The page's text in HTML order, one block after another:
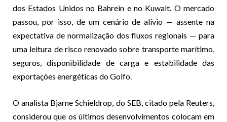
dos Estados Unidos no Bahrein e no Kuwait. O mercado
passou, por isso, de um cenário de alívio — assente na
expectativa de normalização dos fluxos regionais — para
uma leitura de risco renovado sobre transporte marítimo,
seguros, disponibilidade de carga e estabilidade das
exportações energéticas do Golfo.
O analista Bjarne Schieldrop, do SEB, citado pela Reuters,
considerou que os últimos desenvolvimentos colocam em